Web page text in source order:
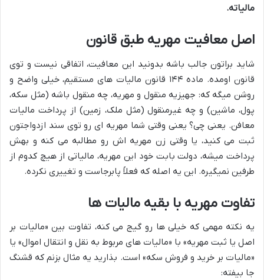
مالیاته.
اصل معافیت مهریه طبق قانون
شاید براتون جالب باشه بدونید این معافیت، اتفاقی نیست و توی
قانون اومده. ماده ۱۴۴ قانون مالیات های مستقیم، خیلی واضح و
روشن میگه که: جهیزیه منقول و مهریه، چه منقول باشه (مثل سکه،
پول، ماشین) و چه غیرمنقول (مثل ملک، زمین) از پرداخت مالیات
معافن. یعنی چی؟ یعنی وقتی شما مهریه ای رو توی سند ازدواجتون
ثبت می کنید، یا وقتی زن مهریه اش رو مطالبه می کنه و بهش
پرداخت میشه، دولت بابت خود این مهریه، مالیاتی از هیچ کدوم از
طرفین نمیگیره. این یه اصله که فعلاً پابرجاست و تغییری نکرده.
تفاوت مهریه با بقیه مالیات ها
یه نکته مهمی که خیلی ها رو گیج می کنه، تفاوت بین «مالیات بر
اصل یا ثبت مهریه» با «مالیات های مربوط به نقل و انتقال اموال» یا
«مالیات بر خرید و فروش سکه» است. بذارید یه مثال بزنم که قشنگ
جا بیفته: